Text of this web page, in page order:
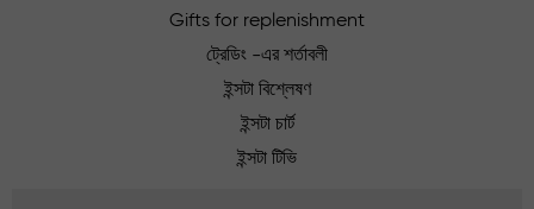
Gifts for replenishment
ট্রেডিং -এর শর্তাবলী
ইন্সটা বিশ্লেষণ
ইন্সটা চার্ট
ইন্সটা টিভি